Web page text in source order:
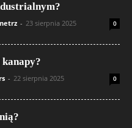
- 23 sierpnia 2025 0
- 22 sierpnia 2025 0